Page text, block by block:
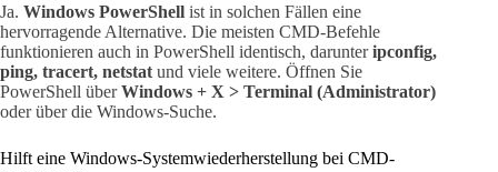
Ja. Windows PowerShell ist in solchen Fällen eine
hervorragende Alternative. Die meisten CMD-Befehle
funktionieren auch in PowerShell identisch, darunteripconfig,
ping, tracert, netstat und viele weitere. Öffnen Sie
PowerShell überWindows + X > Terminal (Administrator)
oder über die Windows-Suche.
Hilft eine Windows-Systemwiederherstellung bei CMD-